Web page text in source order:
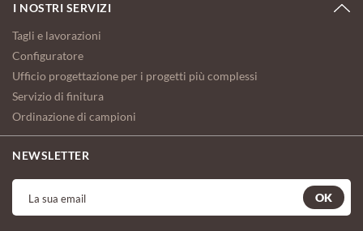
I NOSTRI SERVIZI
Tagli e lavorazioni
Configuratore
Ufficio progettazione per i progetti più complessi
Servizio di finitura
Ordinazione di campioni
NEWSLETTER
OK